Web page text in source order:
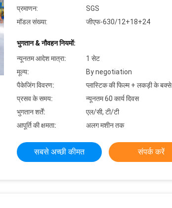
प्रमाणन:
SGS
मॉडल संख्या:
जीएफ-630/12+18+24
भुगतान & नौवहन नियमों:
न्यूनतम आदेश मात्रा:
1 सेट
मूल्य:
By negotiation
पैकेजिंग विवरण:
प्लास्टिक की फिल्म + लकड़ी के बक्से
प्रसव के समय:
न्यूनतम 60 कार्य दिवस
भुगतान शर्तें:
एल/सी, टी/टी
आपूर्ति की क्षमता:
अलग मशीन तक
सबसे अच्छी कीमत संपर्क करें